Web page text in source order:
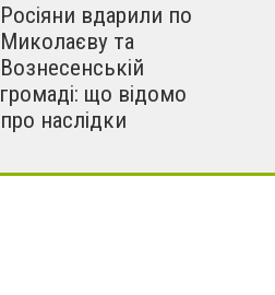
Росіяни вдарили по
Миколаєву та
Вознесенській
громаді: що відомо
про наслідки